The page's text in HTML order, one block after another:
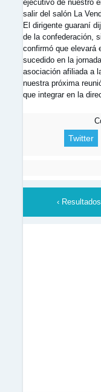
ejecutivo de nuestro
salir del salón La
El dirigente guaraní
de la confederación,
confirmó que elevará
sucedido en la
asociación afiliada a
nuestra próxima
que integrar en la
Twitter
‹ Resultados